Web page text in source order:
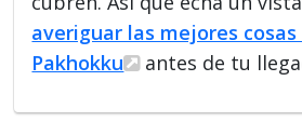
averiguar las mejores
Pakhokku
antes de tu